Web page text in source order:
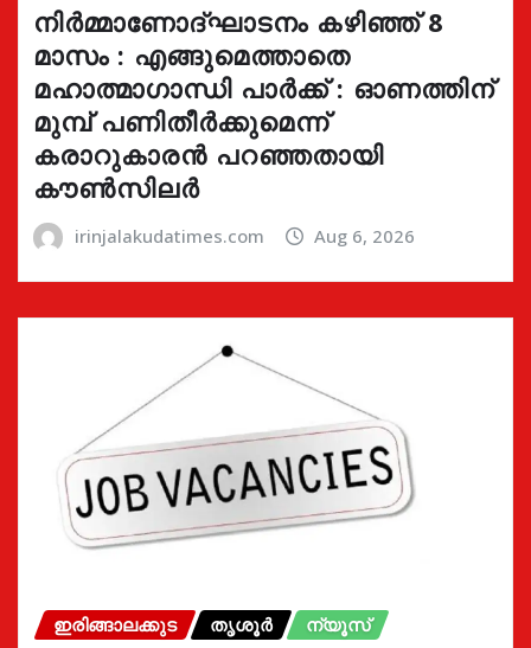
നിർമ്മാണോദ്ഘാടനം കഴിഞ്ഞ് 8
മാസം : എങ്ങുമെത്താതെ
മഹാത്മാഗാന്ധി പാർക്ക് : ഓണത്തിന്
മുമ്പ് പണിതീർക്കുമെന്ന്
കരാറുകാരൻ പറഞ്ഞതായി
കൗൺസിലർ
irinjalakudatimes.com Aug 6, 2026
ഇരിങ്ങാലക്കുട തൃശൂർ ന്യൂസ്